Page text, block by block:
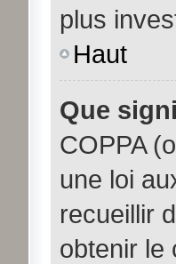
plus
Haut
Que
COPPA
une loi
recueillir
obtenir le